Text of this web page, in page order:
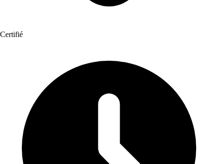
Certifié